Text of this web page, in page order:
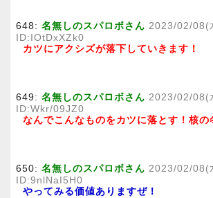
648: 名無しのスパロボさん 2023/02/08(
ID:IOtDxXZk0
カツにアクシズが落下していきます！
649: 名無しのスパロボさん 2023/02/08(
ID:Wkr/09JZ0
なんでこんなものをカツに落とす！核の
650: 名無しのスパロボさん 2023/02/08(
ID:9nlNaI5H0
やってみる価値ありますぜ！